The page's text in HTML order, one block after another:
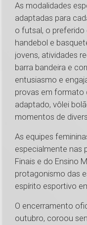
As modalidades
adaptadas para
o futsal, o preferido
handebol e
jovens, atividades
barra bandeira e
entusiasmo e
provas em formato
adaptado, vôlei
momentos de
As equipes
especialmente nas
Finais e do Ensino
protagonismo das
espírito esportivo
O encerramento
outubro, coroou